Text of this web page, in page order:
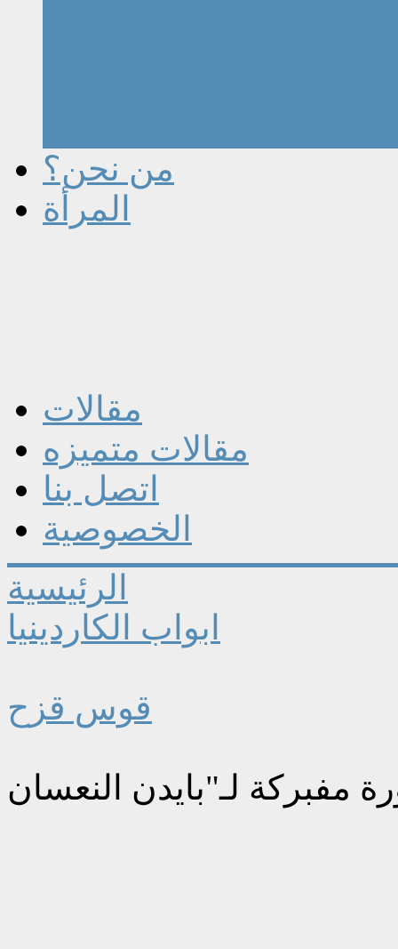
من نحن؟
المرأة
مقالات
مقالات متميزه
اتصل بنا
الخصوصية
الرئيسية
ابواب الكاردينيا
قوس قزح